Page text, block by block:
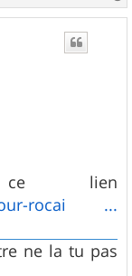
a
u
lien
pour-rocai ...
ne la tu pas